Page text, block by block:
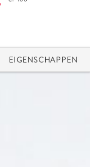
EIGENSCHAPPEN